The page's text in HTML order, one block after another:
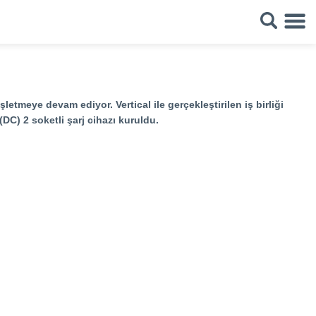
devam ediyor. Vertical ile gerçekleştirilen iş birliği
2 soketli şarj cihazı kuruldu.